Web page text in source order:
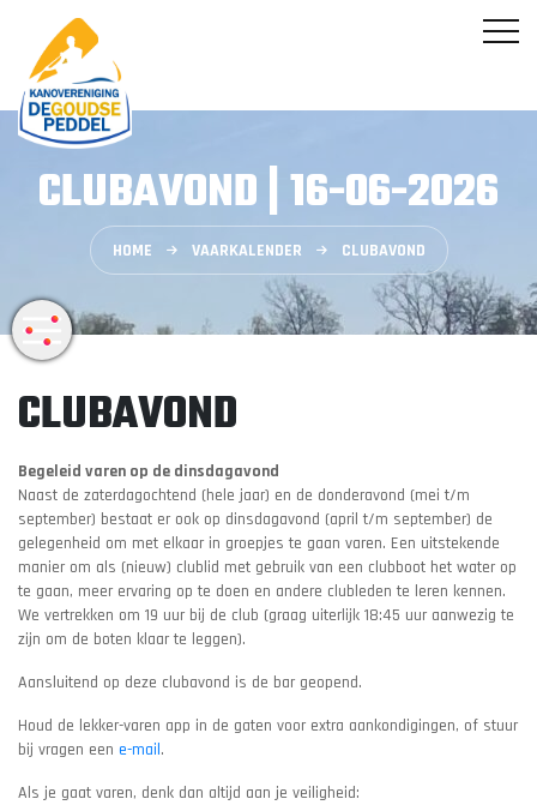
CLUBAVOND | 16-06-2026
HOME VAARKALENDER CLUBAVOND
CLUBAVOND
Begeleid varen op de dinsdagavond
Naast de zaterdagochtend (hele jaar) en de donderavond (mei t/m
september) bestaat er ook op dinsdagavond (april t/m september) de
gelegenheid om met elkaar in groepjes te gaan varen. Een uitstekende
manier om als (nieuw) clublid met gebruik van een clubboot het water op
te gaan, meer ervaring op te doen en andere clubleden te leren kennen.
We vertrekken om 19 uur bij de club (graag uiterlijk 18:45 uur aanwezig te
zijn om de boten klaar te leggen).
Aansluitend op deze clubavond is de bar geopend.
Houd de lekker-varen app in de gaten voor extra aankondigingen, of stuur
bij vragen een e-mail.
Als je gaat varen, denk dan altijd aan je veiligheid: